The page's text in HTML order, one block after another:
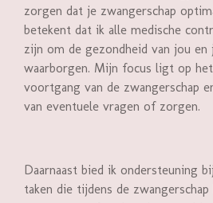
zorgen dat je zwangerschap
betekent dat ik alle medische
zijn om de gezondheid van jou en
waarborgen. Mijn focus ligt op
voortgang van de zwangerschap
van eventuele vragen of zorgen.
Daarnaast bied ik ondersteuning
taken die tijdens de